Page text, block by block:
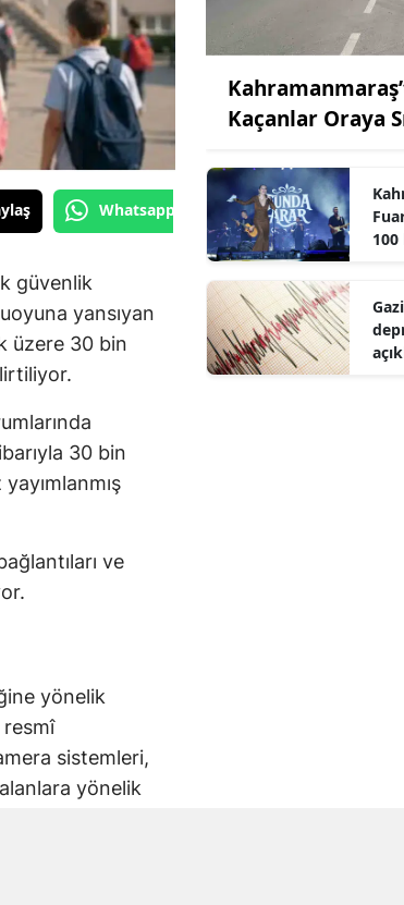
Whatsapp'tan Gönder
güvenlik
yansıyan
üzere 30 bin
30 bin
ve
yönelik
resmî
sistemleri,
yönelik
Kaçanlar Oraya
100